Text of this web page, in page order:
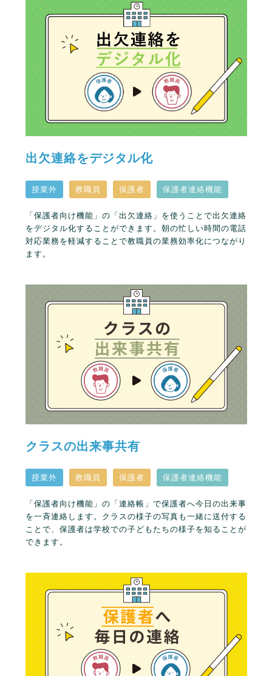
出欠連絡をデジタル化
授業外 教職員 保護者 保護者連絡機能
「保護者向け機能」の「出欠連絡」を使うことで出欠連絡
をデジタル化することができます。朝の忙しい時間の電話
対応業務を軽減することで教職員の業務効率化につながり
ます。
クラスの出来事共有
授業外 教職員 保護者 保護者連絡機能
「保護者向け機能」の「連絡帳」で保護者へ今日の出来事
を一斉連絡します。クラスの様子の写真も一緒に送付する
ことで、保護者は学校での子どもたちの様子を知ることが
できます。